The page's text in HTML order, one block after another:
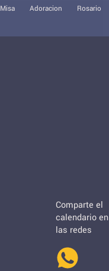
Misa Adoracion
Rosario
Comparte el
calendario en
las redes